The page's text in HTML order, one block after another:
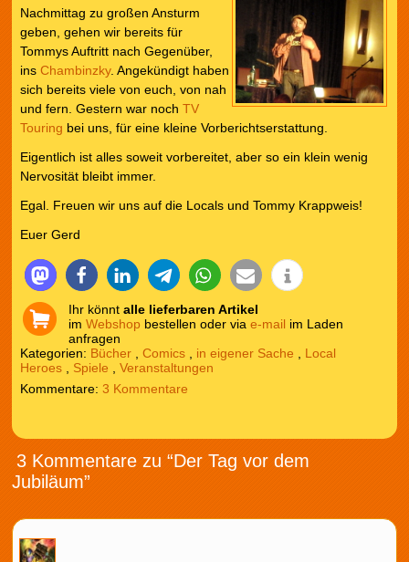
Nachmittag zu großen Ansturm
geben, gehen wir bereits für
Tommys Auftritt nach Gegenüber,
ins Chambinzky. Angekündigt haben
sich bereits viele von euch, von nah
und fern. Gestern war noch TV
Touring bei uns, für eine kleine Vorberichtserstattung.
Eigentlich ist alles soweit vorbereitet, aber so ein klein wenig
Nervosität bleibt immer.
Egal. Freuen wir uns auf die Locals und Tommy Krappweis!
Euer Gerd
Ihr könnt alle lieferbaren Artikel
im Webshop bestellen oder via e-mail im Laden
anfragen
Kategorien: Bücher, Comics, in eigener Sache , Local
Heroes, Spiele , Veranstaltungen
3 Kommentare
3 Kommentare zu “Der Tag vor dem
Jubiläum”